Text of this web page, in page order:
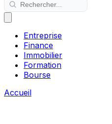
Entreprise
Finance
Immobilier
Formation
Bourse
Accueil